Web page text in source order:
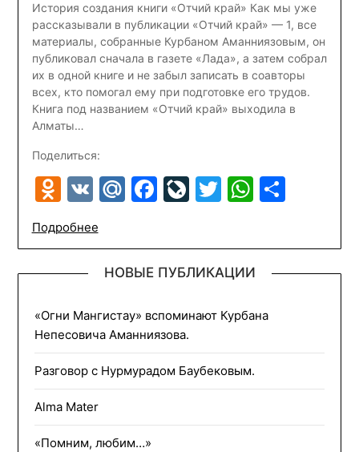
История создания книги «Отчий край» Как мы уже
рассказывали в публикации «Отчий край» — 1, все
материалы, собранные Курбаном Аманниязовым, он
публиковал сначала в газете «Лада», а затем собрал
их в одной книге и не забыл записать в соавторы
всех, кто помогал ему при подготовке его трудов.
Книга под названием «Отчий край» выходила в
Алматы…
Поделиться:
Odnoklassniki
VKMail.Ru
Facebook
LiveJournal
Twitter
Подробнее
НОВЫЕ ПУБЛИКАЦИИ
«Огни Мангистау» вспоминают Курбана
Непесовича Аманниязова.
Разговор с Нурмурадом Баубековым.
Alma Mater
«Помним, любим…»